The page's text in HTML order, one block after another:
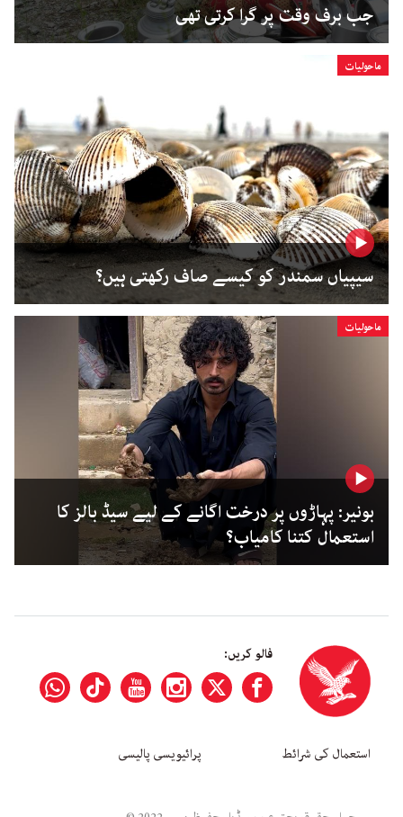
جب برف وقت پر گرا کرتی تھی
ماحولیات
سیپیاں سمندر کو کیسے صاف رکھتی ہیں؟
ماحولیات
بونیر: پہاڑوں پر درخت اگانے کے لیے سیڈ بالز کا
استعمال کتنا کامیاب؟
فالو کریں:
استعمال کی شرائط پرائیویسی پالیسی